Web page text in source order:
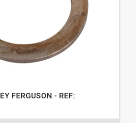
FERGUSON - REF: